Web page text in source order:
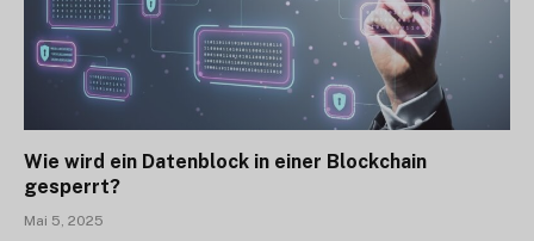
Wie wird ein Datenblock in einer Blockchain
gesperrt?
Mai 5, 2025